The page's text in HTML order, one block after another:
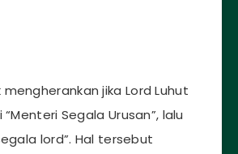
jika Lord Luhut
Segala Urusan”, lalu
lord”. Hal tersebut